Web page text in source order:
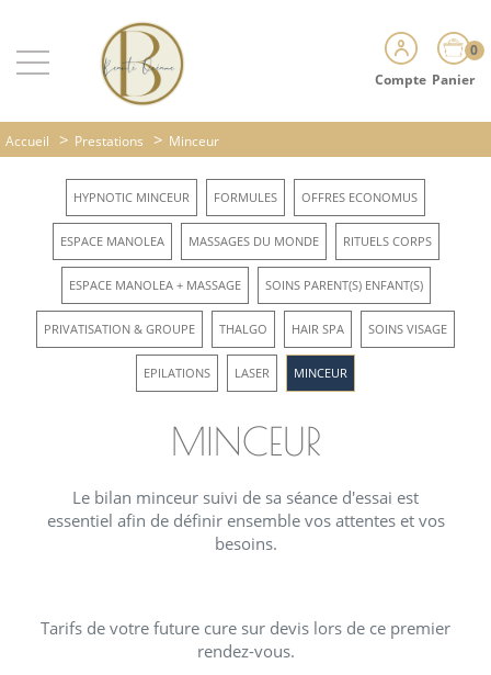
Compte
0
Panier
Accueil > Prestations > Minceur
HYPNOTIC MINCEUR FORMULES OFFRES ECONOMUS
ESPACE MANOLEA MASSAGES DU MONDE RITUELS CORPS
ESPACE MANOLEA + MASSAGE SOINS PARENT(S) ENFANT(S)
PRIVATISATION & GROUPE THALGO HAIR SPA SOINS VISAGE
EPILATIONS LASER MINCEUR
MINCEUR
Le bilan minceur suivi de sa séance d'essai est
essentiel afin de définir ensemble vos attentes et vos
besoins.
Tarifs de votre future cure sur devis lors de ce premier
rendez-vous.